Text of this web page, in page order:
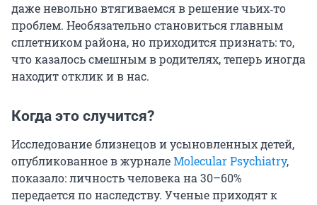
даже невольно втягиваемся в решение чьих‑то
проблем. Необязательно становиться главным
сплетником района, но приходится признать: то,
что казалось смешным в родителях, теперь иногда
находит отклик и в нас.
Когда это случится?
Исследование близнецов и усыновленных детей,
опубликованное в журналеMolecular Psychiatry,
показало: личность человека на 30–60%
передается по наследству. Ученые приходят к